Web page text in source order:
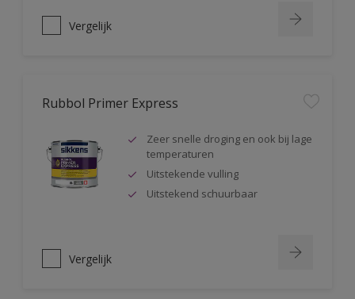
Vergelijk
Rubbol Primer Express
Zeer snelle droging en ook bij lage
temperaturen
Uitstekende vulling
Uitstekend schuurbaar
Vergelijk